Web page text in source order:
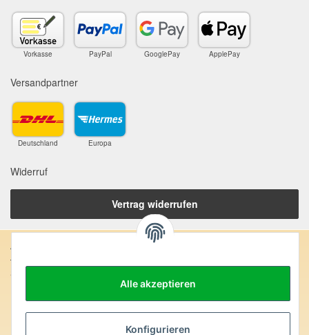
Alle akzeptieren
Konfigurieren
Vorkasse PayPal GooglePay ApplePay
Versandpartner
Deutschland Europa
Widerruf
Vertrag widerrufen
Anschrift:
SteinZeitOase
Uhlandstr. 7
D-75391 Gechingen